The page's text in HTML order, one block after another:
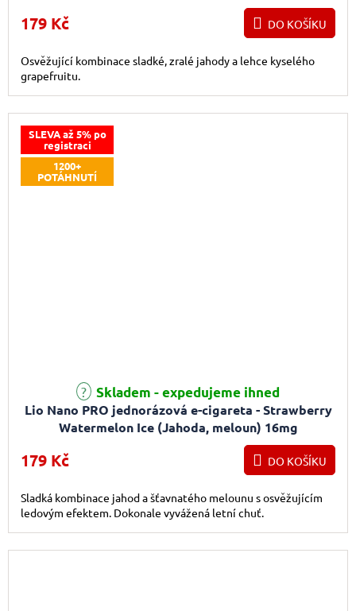
179 Kč DO KOŠÍKU
Osvěžující kombinace sladké, zralé jahody a lehce kyselého
grapefruitu.
SLEVA až 5% po
registraci
1200+
POTÁHNUTÍ
Lio Nano PRO jednorázová e-cigareta - Strawberry
Watermelon Ice (Jahoda, meloun) 16mg
Skladem - expedujeme ihned
179 Kč DO KOŠÍKU
Sladká kombinace jahod a šťavnatého melounu s osvěžujícím
ledovým efektem. Dokonale vyvážená letní chuť.